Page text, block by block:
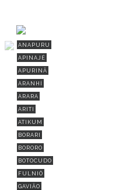
ANAPURU
APINAJÉ
APURINÃ
ARANHÍ
ARARA
ARITI
ATIKUM
BORARI
BORORO
BOTOCUDO
FULNIÔ
GAVIÃO